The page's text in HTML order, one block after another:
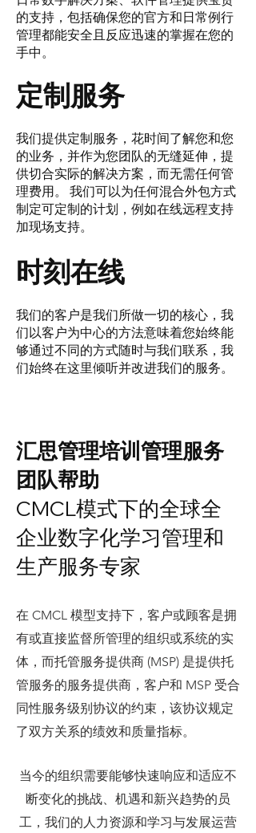
的支持，包括确保您的官方和日常例行
管理都能安全且反应迅速的掌握在您的
手中。
定制服务
我们提供定制服务，花时间了解您和您
的业务，并作为您团队的无缝延伸，提
供切合实际的解决方案，而无需任何管
理费用。 我们可以为任何混合外包方式
制定可定制的计划，例如在线远程支持
加现场支持。
时刻在线
我们的客户是我们所做一切的核心，我
们以客户为中心的方法意味着您始终能
够通过不同的方式随时与我们联系，我
们始终在这里倾听并改进我们的服务。
汇思管理培训管理服务
团队帮助
CMCL模式下的全球全
企业数字化学习管理和
生产服务专家
在 CMCL 模型支持下，客户或顾客是拥
有或直接监督所管理的组织或系统的实
体，而托管服务提供商 (MSP) 是提供托
管服务的服务提供商，客户和 MSP 受合
同性服务级别协议的约束，该协议规定
了双方关系的绩效和质量指标。
当今的组织需要能够快速响应和适应不
断变化的挑战、机遇和新兴趋势的员
工，我们的人力资源和学习与发展运营